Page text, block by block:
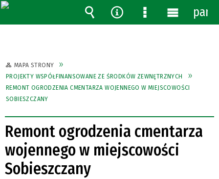
MAPA STRONY
PROJEKTY WSPÓŁFINANSOWANE ZE ŚRODKÓW ZEWNĘTRZNYCH
REMONT OGRODZENIA CMENTARZA WOJENNEGO W MIEJSCOWOŚCI
SOBIESZCZANY
Remont ogrodzenia cmentarza
wojennego w miejscowości
Sobieszczany
Wyszukiwarka
Narzędzia
MenuMenu